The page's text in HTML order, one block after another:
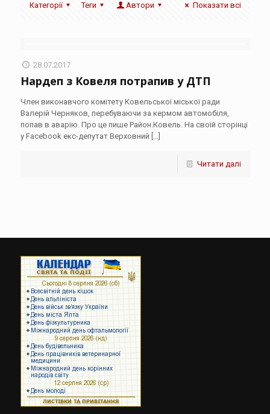
Категорії Теги Автори Показати всі
28.07.2017
Нардеп з Ковеля потрапив у ДТП
Член виконавчого комітету Ковельської міської ради
Валерій Черняков, перебуваючи за кермом автомобіля,
попав в аварію. Про це пише Район.Ковель. На своїй сторінці
у Facebook екс-депутат Верховний […]
Читати далі